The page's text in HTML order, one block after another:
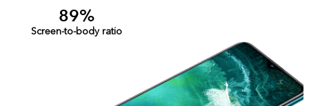
89%
Screen-to-body ratio